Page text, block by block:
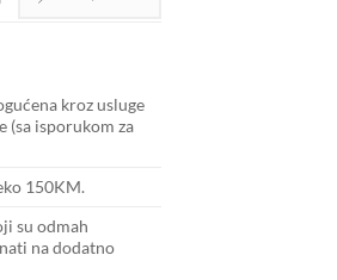
kroz usluge
(sa isporukom za
150KM.
su odmah
na dodatno